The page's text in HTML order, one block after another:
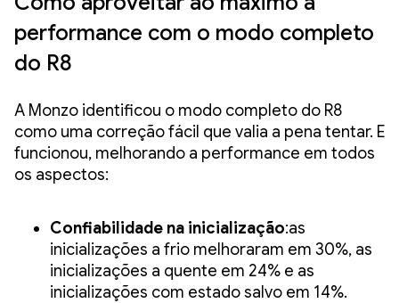
performance com o modo completo
do R8
A Monzo identificou o modo completo do R8
como uma correção fácil que valia a pena tentar. E
funcionou, melhorando a performance em todos
os aspectos:
Confiabilidade na inicialização:as
inicializações a frio melhoraram em 30%, as
inicializações a quente em 24% e as
inicializações com estado salvo em 14%.